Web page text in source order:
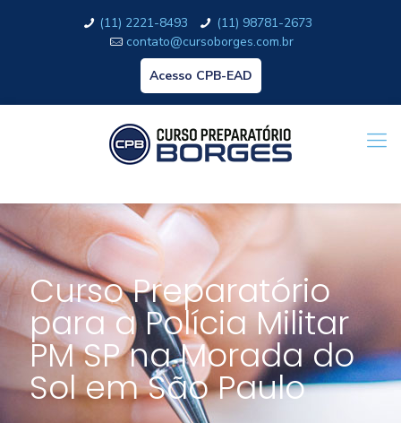
(11) 2221-8493
(11) 98781-2673
contato@cursoborges.com.br
Acesso CPB-EAD
Curso Preparatório
para a Polícia Militar
PM SP na Morada do
Sol em São Paulo